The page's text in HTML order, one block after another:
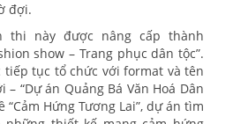
đợi.
thi này được nâng cấp thành
show – Trang phục dân tộc”.
tiếp tục tổ chức với format và tên
“Dự án Quảng Bá Văn Hoá Dân
“Cảm Hứng Tương Lai”, dự án tìm